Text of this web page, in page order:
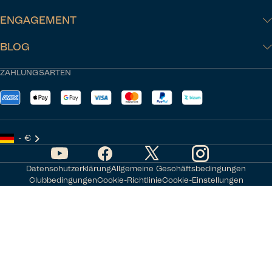
ZAHLUNGSARTEN
- €
ENGAGEMENT
BLOG
DatenschutzerklärungAllgemeine Geschäftsbedingungen
ClubbedingungenCookie-RichtlinieCookie-Einstellungen